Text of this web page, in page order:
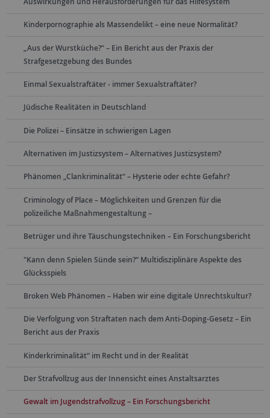
Kinderpornographie als Massendelikt – eine neue Normalität?
„Aus der Wurstküche?“ – Ein Bericht aus der Praxis der
Strafgesetzgebung des Bundes
Einmal Sexualstraftäter - immer Sexualstraftäter?
Jüdische Realitäten in Deutschland
Die Polizei – Einsätze in schwierigen Lagen
Alternativen im Justizsystem – Alternatives Justizsystem?
Phänomen „Clankriminalität“ – Hysterie oder echte Gefahr?
Criminology of Place – Möglichkeiten und Grenzen für die
polizeiliche Maßnahmengestaltung –
Betrüger und ihre Täuschungstechniken – Ein Forschungsbericht
"Kann denn Spielen Sünde sein?“ Multidisziplinäre Aspekte des
Glücksspiels
Broken Web Phänomen – Haben wir eine digitale Unrechtskultur?
Die Verfolgung von Straftaten nach dem Anti-Doping-Gesetz – Ein
Bericht aus der Praxis
Kinderkriminalität“ im Recht und in der Realität
Der Strafvollzug aus der Innensicht eines Anstaltsarztes
Gewalt im Jugendstrafvollzug – Ein Forschungsbericht